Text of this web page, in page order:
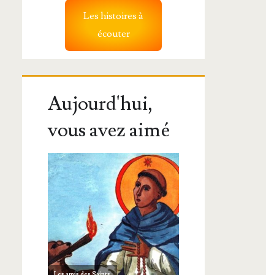
Les histoires à
écouter
Aujourd'hui,
vous avez aimé